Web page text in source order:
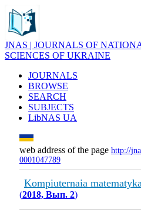
JNAS | JOURNALS OF
SCIENCES OF UKRAINE
JOURNALS
BROWSE
SEARCH
SUBJECTS
LibNAS UA
web address of the page http://
0001047789
Kompiuternaia
(2018, Вып. 2)